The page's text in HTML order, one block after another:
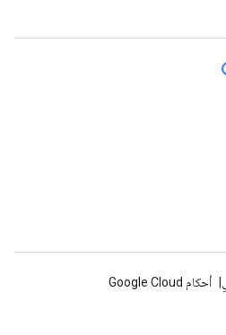
أحكام Google Cloud